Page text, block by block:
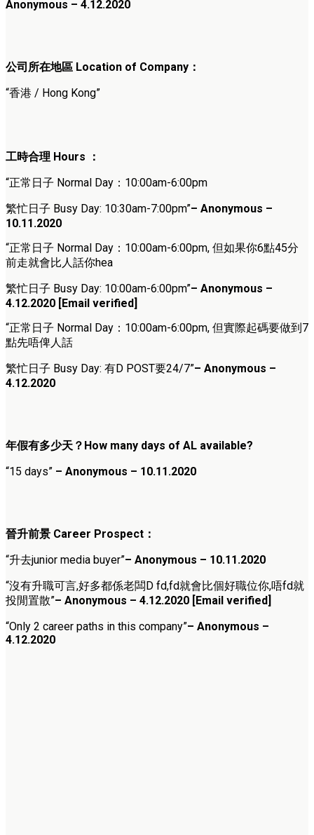
Anonymous – 4.12.2020
公司所在地區 Location of Company：
“香港 / Hong Kong”
工時合理 Hours ：
“正常日子 Normal Day：10:00am-6:00pm
繁忙日子 Busy Day: 10:30am-7:00pm”– Anonymous –
10.11.2020
“正常日子 Normal Day：10:00am-6:00pm, 但如果你6點45分
前走就會比人話你hea
繁忙日子 Busy Day: 10:00am-6:00pm”– Anonymous –
4.12.2020 [Email verified]
“正常日子 Normal Day：10:00am-6:00pm, 但實際起碼要做到7
點先唔俾人話
繁忙日子 Busy Day: 有D POST要24/7”– Anonymous –
4.12.2020
年假有多少天？How many days of AL available?
“15 days” – Anonymous – 10.11.2020
晉升前景 Career Prospect：
“升去junior media buyer”– Anonymous – 10.11.2020
“沒有升職可言,好多都係老闆D fd,fd就會比個好職位你,唔fd就
投閒置散”– Anonymous – 4.12.2020 [Email verified]
“Only 2 career paths in this company”– Anonymous –
4.12.2020